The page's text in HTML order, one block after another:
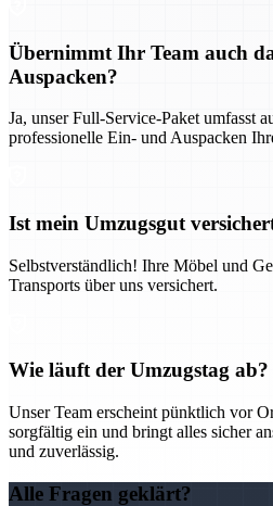
Übernimmt Ihr Team auch
Auspacken?
Ja, unser Full-Service-Paket umfasst
professionelle Ein- und Auspacken
Ist mein Umzugsgut
Selbstverständlich! Ihre Möbel und
Transports über uns versichert.
Wie läuft der Umzugstag ab?
Unser Team erscheint pünktlich vor
sorgfältig ein und bringt alles sicher
und zuverlässig.
Alle Fragen geklärt?